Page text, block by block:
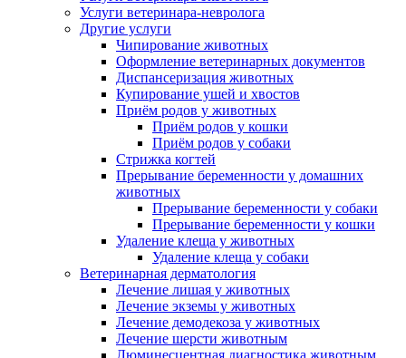
Услуги ветеринара-невролога
Другие услуги
Чипирование животных
Оформление ветеринарных документов
Диспансеризация животных
Купирование ушей и хвостов
Приём родов у животных
Приём родов у кошки
Приём родов у собаки
Стрижка когтей
Прерывание беременности у домашних
животных
Прерывание беременности у собаки
Прерывание беременности у кошки
Удаление клеща у животных
Удаление клеща у собаки
Ветеринарная дерматология
Лечение лишая у животных
Лечение экземы у животных
Лечение демодекоза у животных
Лечение шерсти животным
Люминесцентная диагностика животным